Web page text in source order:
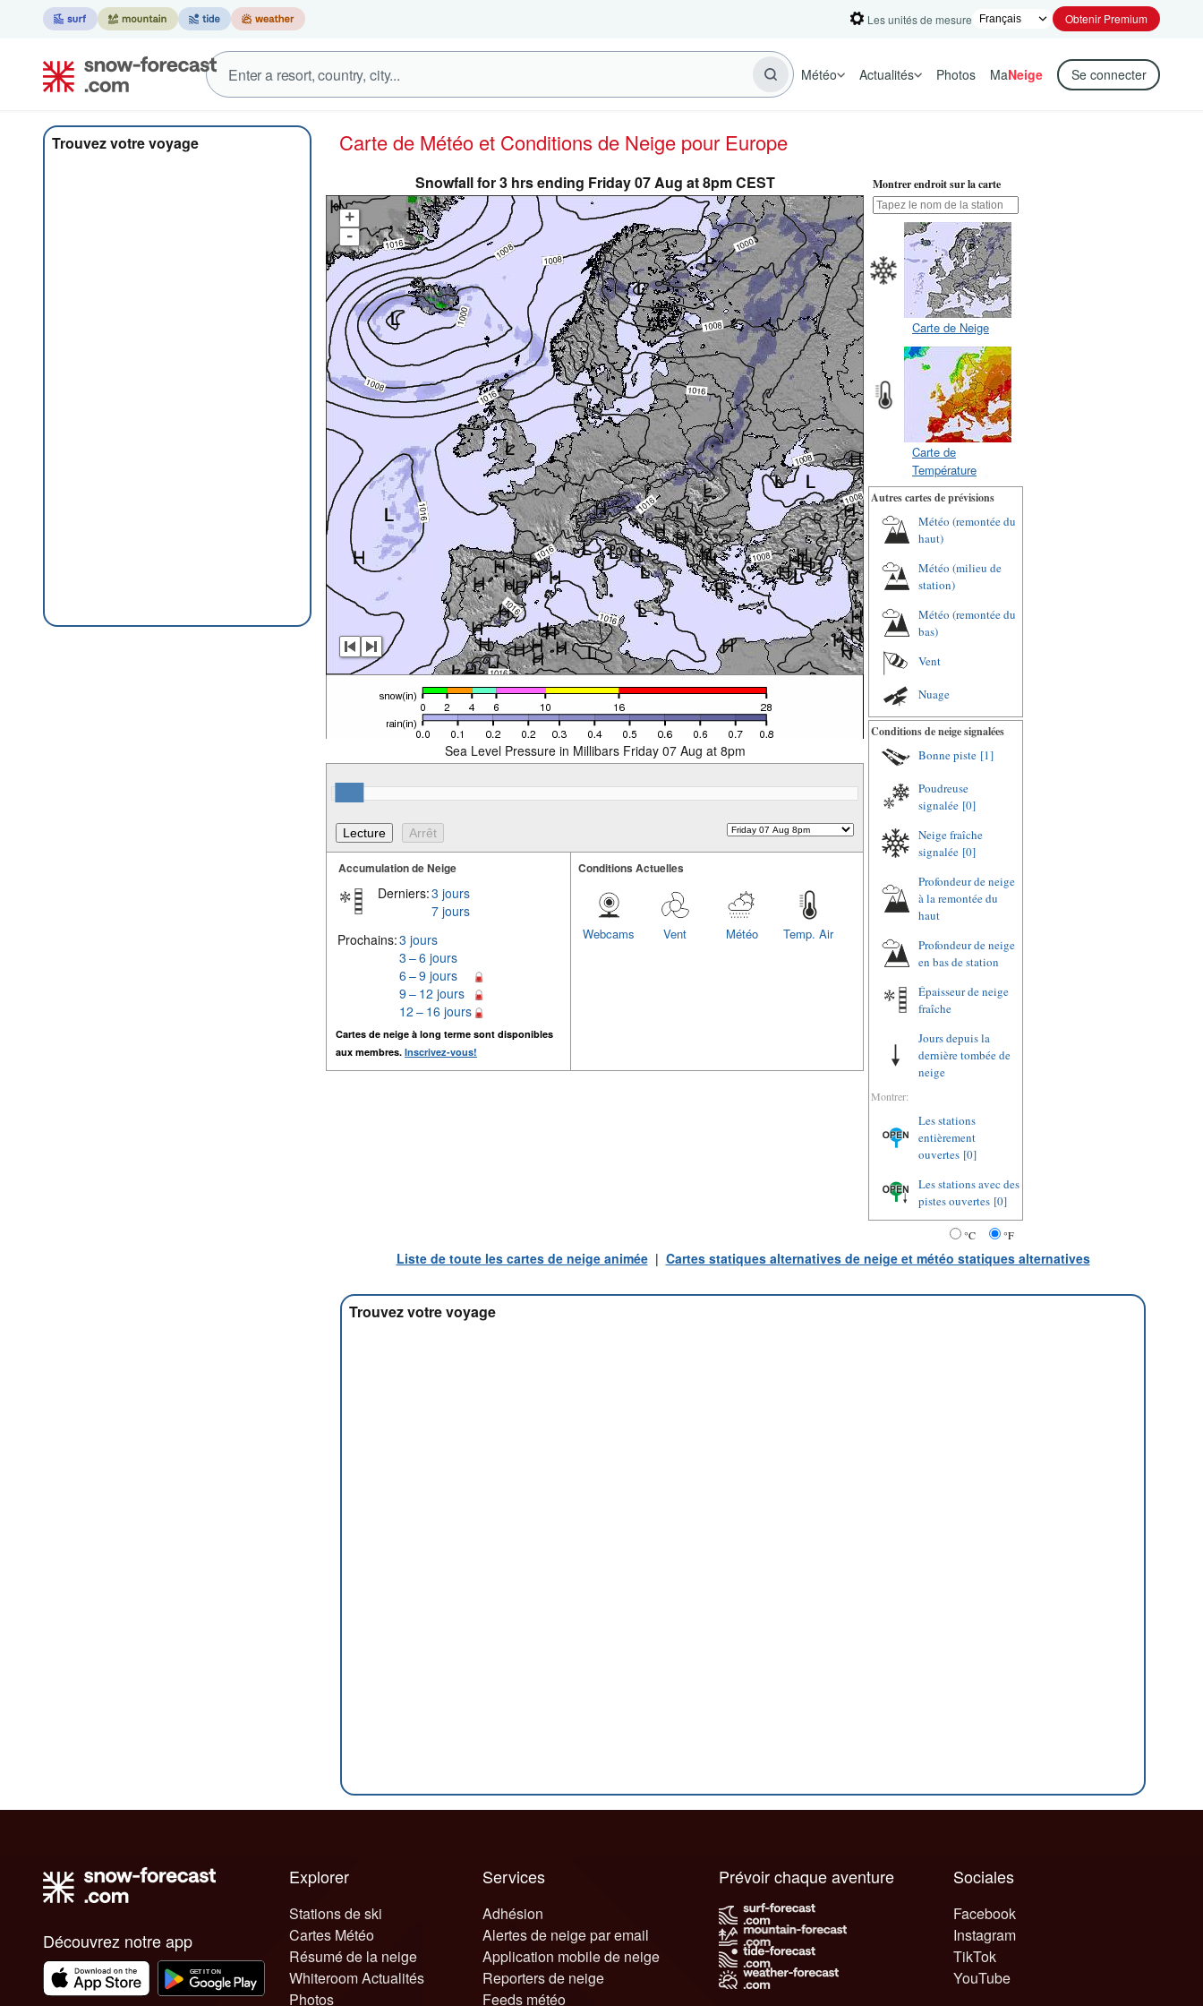
Les unités de mesure Obtenir Premium
Météo Actualités Photos MaNeige Se connecter
Trouvez votre voyage Carte de Météo et Conditions de Neige pour Europe
Snowfall for 3 hrs ending Friday 07 Aug at 8pm CEST
+
-
Sea Level Pressure in Millibars Friday 07 Aug at 8pm
Accumulation de Neige
Derniers:3 jours
7 jours
Prochains:3 jours
3 – 6 jours
6 – 9 jours
9 – 12 jours
12 – 16 jours
Cartes de neige à long terme sont disponibles
aux membres. Inscrivez-vous!
Conditions Actuelles
Temp. Air
Météo
Vent
Webcams
Montrer endroit sur la carte
Carte de Neige
Carte de
Température
Autres cartes de prévisions
Météo (remontée du
haut)
Météo (milieu de
station)
Météo (remontée du
bas)
Vent
Nuage
Conditions de neige signalées
Bonne piste [1]
Poudreuse
signalée [0]
Neige fraîche
signalée [0]
Profondeur de neige
à la remontée du
haut
Profondeur de neige
en bas de station
Épaisseur de neige
fraîche
Jours depuis la
dernière tombée de
neige
Montrer:
Les stations
entièrement
ouvertes [0]
Les stations avec des
pistes ouvertes [0]
°C °F
Liste de toute les cartes de neige animée| Cartes statiques alternatives de neige et météo statiques alternatives
Trouvez votre voyage
Découvrez notre app
Explorer
Stations de ski
Cartes Météo
Résumé de la neige
Whiteroom Actualités
Photos
Services
Adhésion
Alertes de neige par email
Application mobile de neige
Reporters de neige
Feeds météo
Sociales
Facebook
Instagram
TikTok
YouTube
Prévoir chaque aventure